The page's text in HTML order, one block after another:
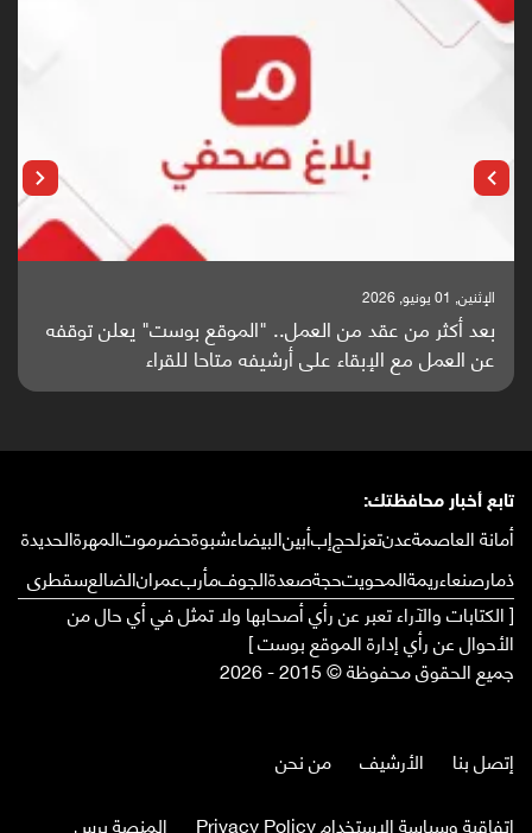
الإثنين, 25 مايو, 2026
باحثون من اليمن يدخلون سباق أبحاث ألزهايمر بدراسة
واعدة منشورة عالميا (ترجمة)
تابع أخبار محافظتك:
أمانة العاصمةعدنتعزلحجإبأبينالبيضاءشبوةحضرموتالمهرةالحديدة
ذمارصنعاءريمةالمحويتحجةصعدةالجوفمأربعمرانالضالعسقطرى
[ الكتابات والآراء تعبر عن رأي أصحابها ولا تمثل في أي حال من
الأحوال عن رأي إدارة الموقع بوست ]
جميع الحقوق محفوظة © 2015 - 2026
إتصل بنا الأرشيف
من نحن
إتفاقية وسياسة الإستخدام Privacy Policy
المنصة برس